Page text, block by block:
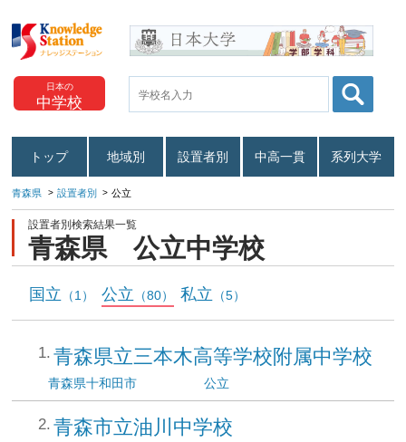
日本の
中学校
トップ 地域別 設置者別 中高一貫 系列大学
青森県 設置者別 公立
設置者別検索結果一覧
青森県 公立中学校
国立 （1） 公立 （80） 私立 （5）
青森県立三本木高等学校附属中学校
青森県十和田市 公立
青森市立油川中学校